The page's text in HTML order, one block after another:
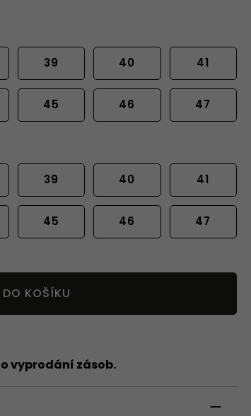
39 40 41
45 46 47
39 40 41
45 46 47
KOŠÍKU
vyprodání zásob.